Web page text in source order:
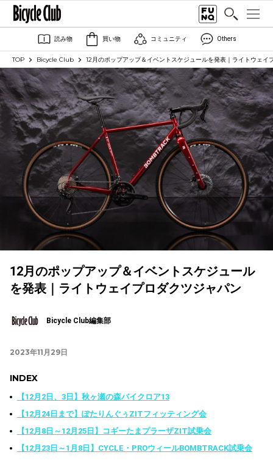
読み物 買い物 コミュニティ Others
TOP Bicycle Club 12月のポップアップ＆イベントスケジュールを発表｜ライトウェイ
12月のポップアップ＆イベントスケジュール
を発表｜ライトウェイプロダクツジャパン
Bicycle Club編集部
2023年11月29日
INDEX
【12月2日、3日】秋ヶ瀬の森バイクロア13
【12月24日まで】ぽたりんぐぅZITフィッティング会
【12月8日～12月25日】コギーたまプラーザZIT試乗会
【12月23日～1月8日】CYCLE・PROウィールBOMBTRACK試乗会